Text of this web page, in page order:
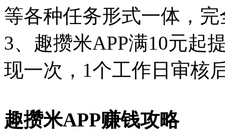
等各种任务形式一体，
3、趣攒米APP满10元起
现一次，1个工作日审核
趣攒米APP赚钱攻略